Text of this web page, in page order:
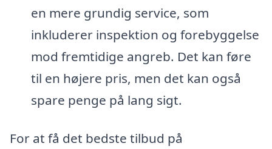
en mere grundig service, som
inkluderer inspektion og forebyggelse
mod fremtidige angreb. Det kan føre
til en højere pris, men det kan også
spare penge på lang sigt.
For at få det bedste tilbud på